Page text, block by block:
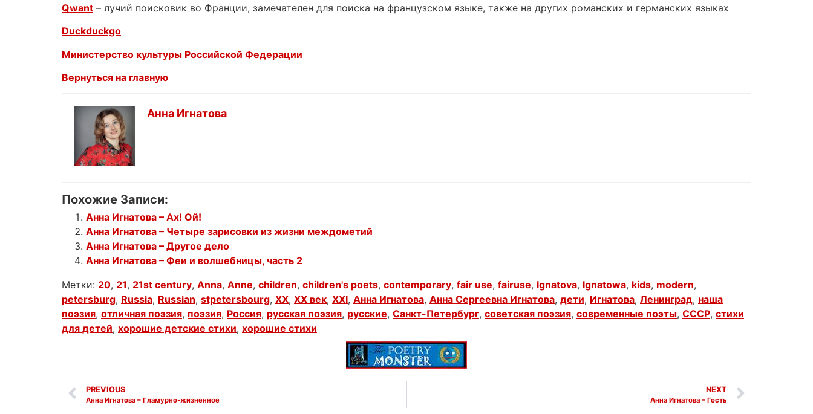
Qwant – лучий поисковик во Франции, замечателен для поиска на французском языке, также на других романских и германских языках
Duckduckgo
Министерство культуры Российской Федерации
Вернуться на главную
Анна Игнатова
Похожие Записи:
Анна Игнатова – Ах! Ой!
Анна Игнатова – Четыре зарисовки из жизни междометий
Анна Игнатова – Другое дело
Анна Игнатова – Феи и волшебницы, часть 2
Метки: 20, 21, 21st century, Anna, Anne, children, children's poets, contemporary, fair use, fairuse, Ignatova, Ignatowa, kids, modern,
petersburg, Russia, Russian, stpetersbourg, XX, XX век, XXI, Анна Игнатова, Анна Сергеевна Игнатова, дети, Игнатова, Ленинград, наша
поэзия, отличная поэзия, поэзия, Россия, русская поэзия, русские, Санкт-Петербург, советская поэзия, современные поэты, СССР, стихи
для детей, хорошие детские стихи, хорошие стихи
PREVIOUS
Анна Игнатова – Гламурно-жизненное
NEXT
Анна Игнатова – Гость